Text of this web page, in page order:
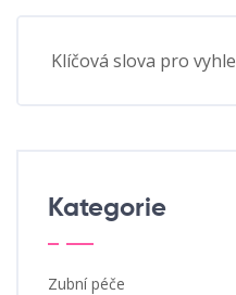
Kategorie
Zubní péče